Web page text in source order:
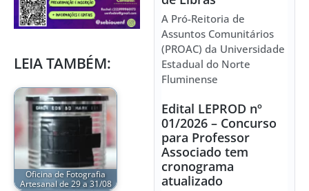
LEIA TAMBÉM:
Oficina de Fotografia
Artesanal de 29 a 31/08
A Pró-Reitoria de
Assuntos Comunitários
(PROAC) da Universidade
Estadual do Norte
Fluminense
Edital LEPROD nº
01/2026 – Concurso
para Professor
Associado tem
cronograma
atualizado